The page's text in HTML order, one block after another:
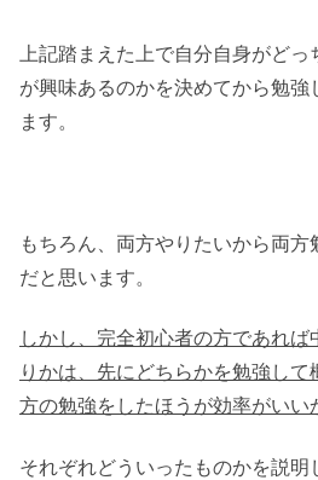
上記踏まえた上で自分自身がど
が興味あるのかを決めてから勉強
ます。
もちろん、両方やりたいから両方
だと思います。
しかし、完全初心者の方であれば
りかは、先にどちらかを勉強し
方の勉強をしたほうが効率がいい
それぞれどういったものかを説明